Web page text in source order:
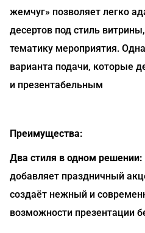
жемчуг» позволяет легко
десертов под стиль
тематику мероприятия.
варианта подачи, которые
и презентабельным
Преимущества:
Два стиля в одном решении:
добавляет праздничный
создаёт нежный и
возможности презентации